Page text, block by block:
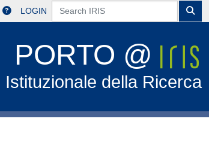
LOGIN
PORTO @
Istituzionale della Ricerca